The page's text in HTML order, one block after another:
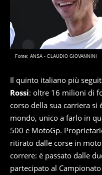
Fonte: ANSA - CLAUDIO GIOVANNINI
Il quinto italiano più
Rossi: oltre 16 milioni di
corso della sua carriera si
mondo, unico a farlo in
500 e MotoGp.
ritirato dalle corse in
correre: è passato dalle
partecipato al